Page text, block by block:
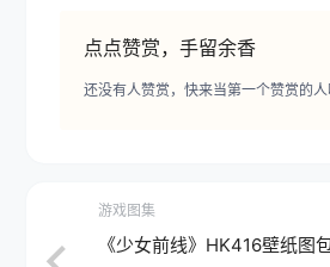
点点赞赏，手留余香
还没有人赞赏，快来当第一个赞赏的人
游戏图集
《少女前线》HK416壁纸图